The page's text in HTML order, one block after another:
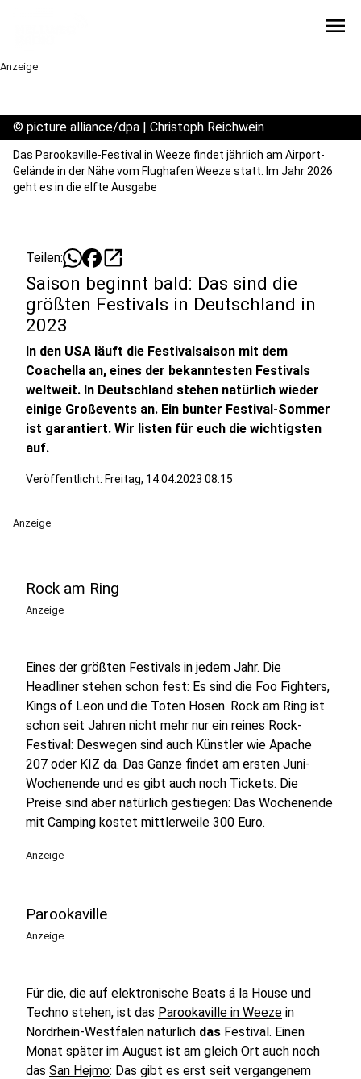
menu
Anzeige
© picture alliance/dpa | Christoph Reichwein
Das Parookaville-Festival in Weeze findet jährlich am Airport-
Gelände in der Nähe vom Flughafen Weeze statt. Im Jahr 2026
geht es in die elfte Ausgabe
Teilen: open_in_new
Saison beginnt bald: Das sind die
größten Festivals in Deutschland in
2023
In den USA läuft die Festivalsaison mit dem
Coachella an, eines der bekanntesten Festivals
weltweit. In Deutschland stehen natürlich wieder
einige Großevents an. Ein bunter Festival-Sommer
ist garantiert. Wir listen für euch die wichtigsten
auf.
Veröffentlicht: Freitag, 14.04.2023 08:15
Anzeige
Rock am Ring
Anzeige
Eines der größten Festivals in jedem Jahr. Die
Headliner stehen schon fest: Es sind die Foo Fighters,
Kings of Leon und die Toten Hosen. Rock am Ring ist
schon seit Jahren nicht mehr nur ein reines Rock-
Festival: Deswegen sind auch Künstler wie Apache
207 oder KIZ da. Das Ganze findet am ersten Juni-
Wochenende und es gibt auch noch Tickets. Die
Preise sind aber natürlich gestiegen: Das Wochenende
mit Camping kostet mittlerweile 300 Euro.
Anzeige
Parookaville
Anzeige
Für die, die auf elektronische Beats á la House und
Techno stehen, ist das Parookaville in Weeze in
Nordrhein-Westfalen natürlich das Festival. Einen
Monat später im August ist am gleich Ort auch noch
das San Hejmo: Das gibt es erst seit vergangenem